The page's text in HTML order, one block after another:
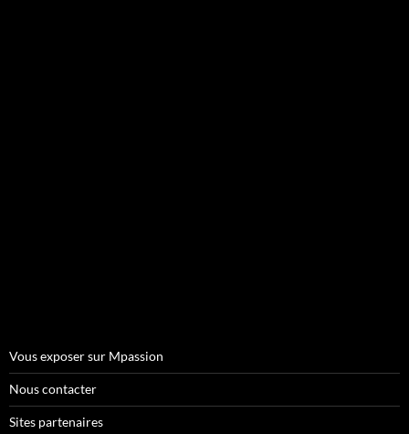
Vous exposer sur Mpassion
Nous contacter
Sites partenaires